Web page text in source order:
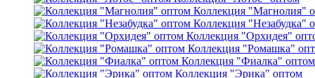
Коллекция "Магнолия"
Коллекция "Незабудка"
Коллекция "Орхидея"
Коллекция "Ромашка"
Коллекция "Фиалка" оптом
Коллекция "Эрика" оптом